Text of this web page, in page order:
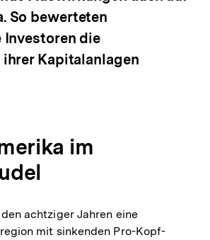
So bewerteten
die
Kapitalanlagen
im
achtziger Jahren eine
mit sinkenden Pro-Kopf-